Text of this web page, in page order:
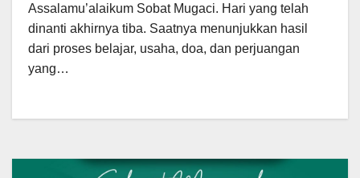
Assalamu’alaikum Sobat Mugaci. Hari yang telah
dinanti akhirnya tiba. Saatnya menunjukkan hasil
dari proses belajar, usaha, doa, dan perjuangan
yang…